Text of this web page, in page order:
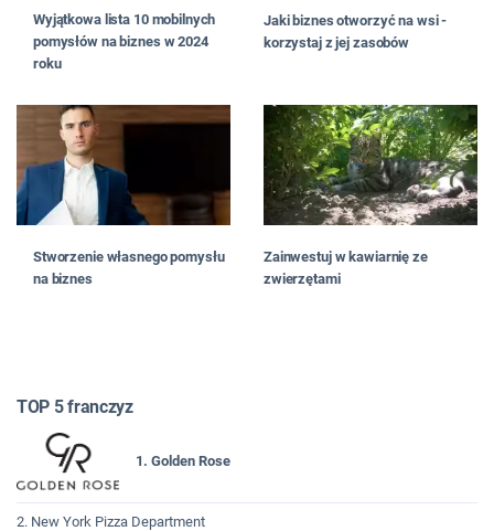
Wyjątkowa lista 10 mobilnych
pomysłów na biznes w 2024
roku
Jaki biznes otworzyć na wsi -
korzystaj z jej zasobów
Stworzenie własnego pomysłu
na biznes
Zainwestuj w kawiarnię ze
zwierzętami
TOP 5 franczyz
1. Golden Rose
2. New York Pizza Department